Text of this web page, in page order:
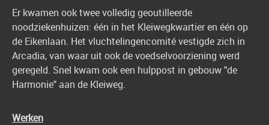
Er kwamen ook twee volledig geoutilleerde
noodziekenhuizen: één in het Kleiwegkwartier en één op
de Eikenlaan. Het vluchtelingencomité vestigde zich in
Arcadia, van waar uit ook de voedselvoorziening werd
geregeld. Snel kwam ook een hulppost in gebouw "de
Harmonie" aan de Kleiweg.
Werken